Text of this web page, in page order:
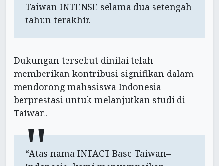
Taiwan INTENSE selama dua setengah
tahun terakhir.
Dukungan tersebut dinilai telah
memberikan kontribusi signifikan dalam
mendorong mahasiswa Indonesia
berprestasi untuk melanjutkan studi di
Taiwan.
“Atas nama INTACT Base Taiwan–